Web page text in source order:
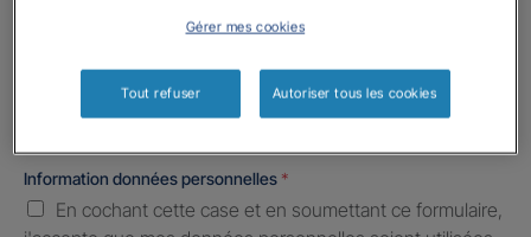
Information données personnelles *
En cochant cette case et en soumettant ce formulaire,
Gérer mes cookies
Tout refuser Autoriser tous les cookies